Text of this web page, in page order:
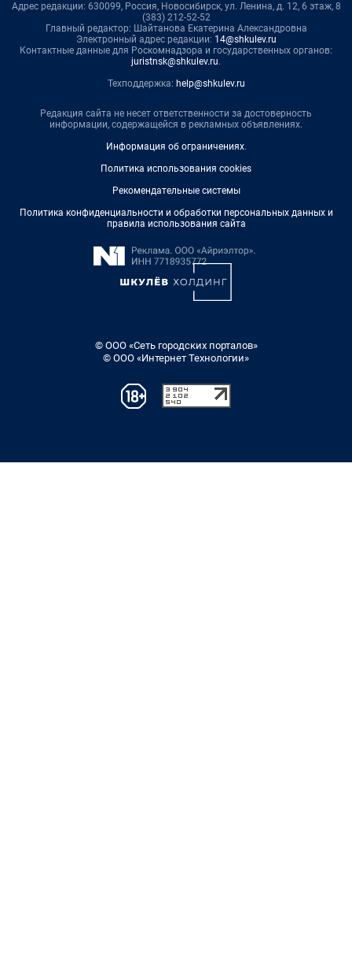
Адрес редакции: 630099, Россия, Новосибирск, ул. Ленина, д. 12, 6 этаж, 8
(383) 212-52-52
Главный редактор: Шайтанова Екатерина Александровна
Электронный адрес редакции: 14@shkulev.ru
Контактные данные для Роскомнадзора и государственных органов:
juristnsk@shkulev.ru.
Техподдержка: help@shkulev.ru
Редакция сайта не несет ответственности за достоверность
информации, содержащейся в рекламных объявлениях.
Информация об ограничениях.
Политика использования cookies
Рекомендательные системы
Политика конфиденциальности и обработки персональных данных и
правила использования сайта
© ООО «Сеть городских порталов»
© ООО «Интернет Технологии»